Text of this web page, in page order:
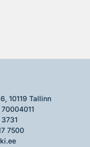
10119 Tallinn
7500